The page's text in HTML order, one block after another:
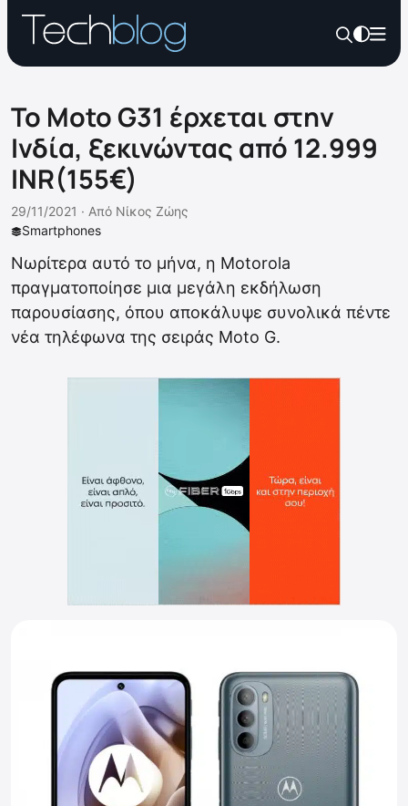
Το Moto G31 έρχεται στην
Ινδία, ξεκινώντας από 12.999
INR(155€)
Smartphones
29/11/2021 · Από Νίκος Ζώης
Νωρίτερα αυτό το μήνα, η Motorola
πραγματοποίησε μια μεγάλη εκδήλωση
παρουσίασης, όπου αποκάλυψε συνολικά πέντε
νέα τηλέφωνα της σειράς Moto G.